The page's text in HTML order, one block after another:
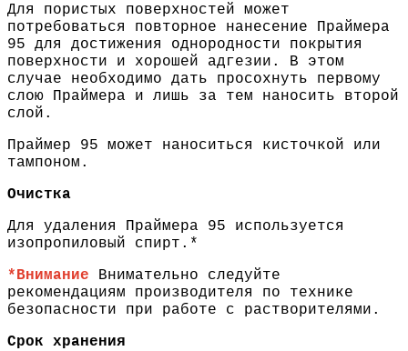
Для пористых поверхностей может
потребоваться повторное нанесение Праймера
95 для достижения однородности покрытия
поверхности и хорошей адгезии. В этом
случае необходимо дать просохнуть первому
слою Праймера и лишь за тем наносить второй
слой.
Праймер 95 может наноситься кисточкой или
тампоном.
Очистка
Для удаления Праймера 95 используется
изопропиловый спирт.*
*Внимание Внимательно следуйте
рекомендациям производителя по технике
безопасности при работе с растворителями.
Срок хранения